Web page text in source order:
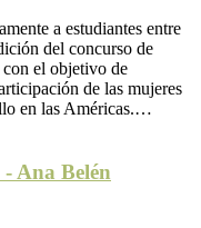
a estudiantes entre
del concurso de
el objetivo de
de las mujeres
en las Américas.…
Ana Belén